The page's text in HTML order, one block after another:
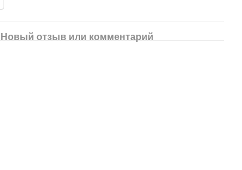
Новый отзыв или комментарий